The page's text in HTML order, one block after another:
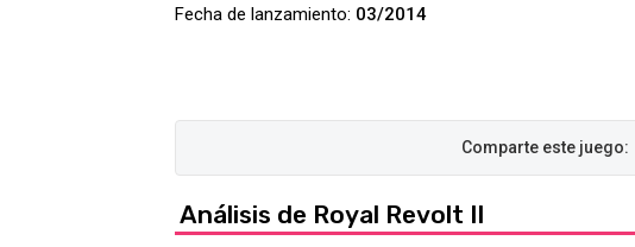
Fecha de lanzamiento: 03/2014
Análisis de Royal Revolt II